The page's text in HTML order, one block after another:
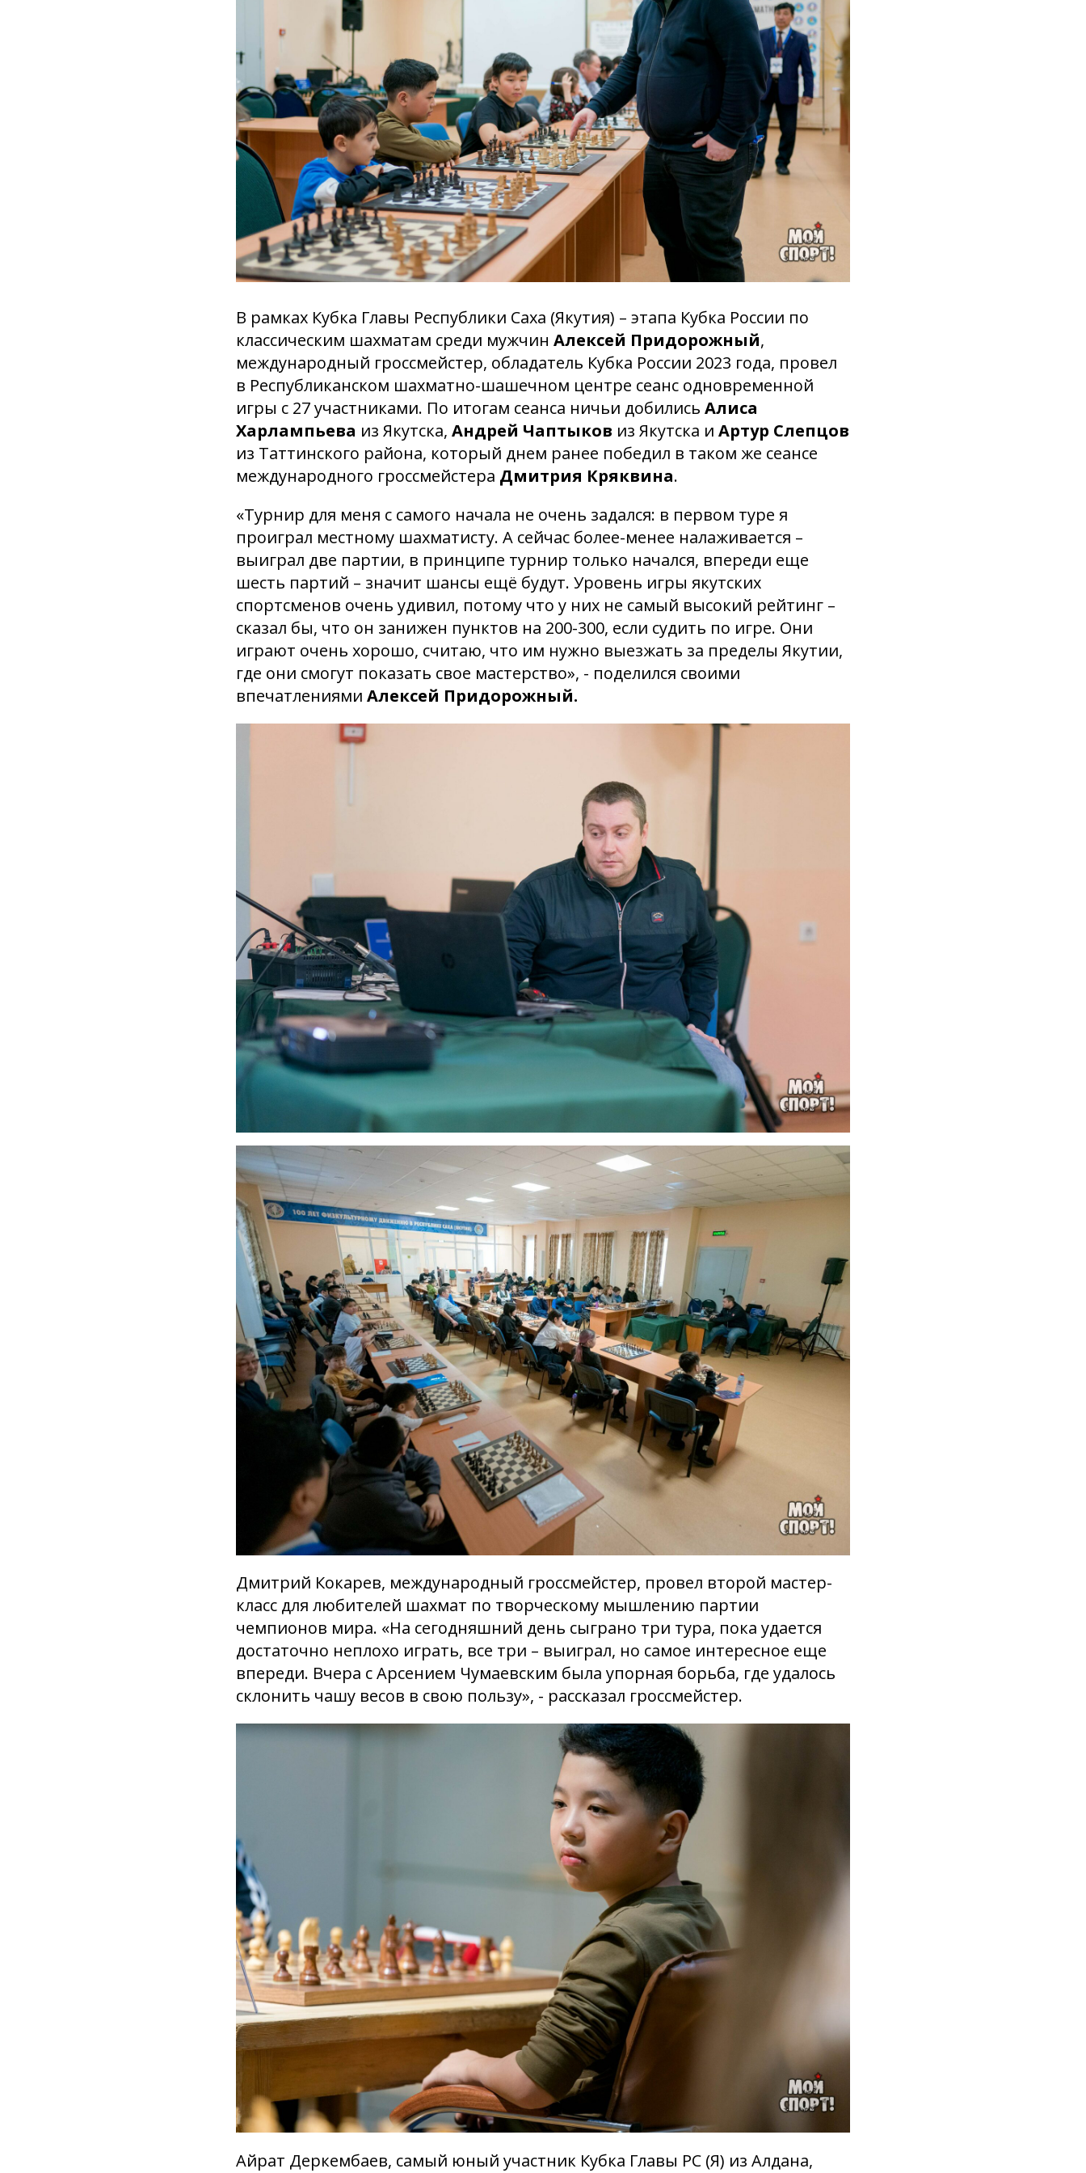
В рамках Кубка Главы Республики Саха (Якутия) – этапа Кубка России по
классическим шахматам среди мужчин Алексей Придорожный,
международный гроссмейстер, обладатель Кубка России 2023 года, провел
в Республиканском шахматно-шашечном центре сеанс одновременной
игры с 27 участниками. По итогам сеанса ничьи добились Алиса
Харлампьева из Якутска, Андрей Чаптыков из Якутска и Артур Слепцов
из Таттинского района, который днем ранее победил в таком же сеансе
международного гроссмейстера Дмитрия Кряквина.
«Турнир для меня с самого начала не очень задался: в первом туре я
проиграл местному шахматисту. А сейчас более-менее налаживается –
выиграл две партии, в принципе турнир только начался, впереди еще
шесть партий – значит шансы ещё будут. Уровень игры якутских
спортсменов очень удивил, потому что у них не самый высокий рейтинг –
сказал бы, что он занижен пунктов на 200-300, если судить по игре. Они
играют очень хорошо, считаю, что им нужно выезжать за пределы Якутии,
где они смогут показать свое мастерство», - поделился своими
впечатлениями Алексей Придорожный.
Дмитрий Кокарев, международный гроссмейстер, провел второй мастер-
класс для любителей шахмат по творческому мышлению партии
чемпионов мира. «На сегодняшний день сыграно три тура, пока удается
достаточно неплохо играть, все три – выиграл, но самое интересное еще
впереди. Вчера с Арсением Чумаевским была упорная борьба, где удалось
склонить чашу весов в свою пользу», - рассказал гроссмейстер.
Айрат Деркембаев, самый юный участник Кубка Главы РС (Я) из Алдана,